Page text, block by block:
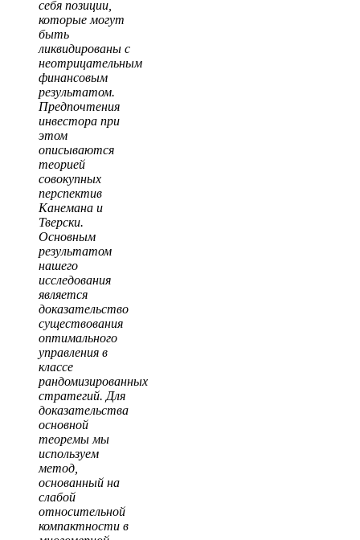
себя позиции,
которые могут
быть
ликвидированы с
неотрицательным
финансовым
результатом.
Предпочтения
инвестора при
этом
описываются
теорией
совокупных
перспектив
Канемана и
Тверски.
Основным
результатом
нашего
исследования
является
доказательство
существования
оптимального
управления в
классе
рандомизированных
стратегий. Для
доказательства
основной
теоремы мы
используем
метод,
основанный на
слабой
относительной
компактности в